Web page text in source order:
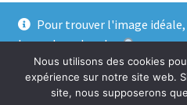
Pour trouver l'image
barre de recherche
Ignorer
© BadgeGirl® 2026
Nous utilisons des cookies
expérience sur notre site web.
site, nous supposerons